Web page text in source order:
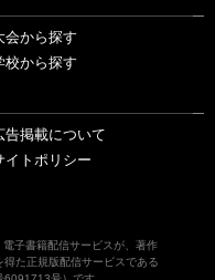
会から探す
校から探す
告掲載について
イトポリシー
子書籍配信サービスが、著作
た正規版配信サービスである